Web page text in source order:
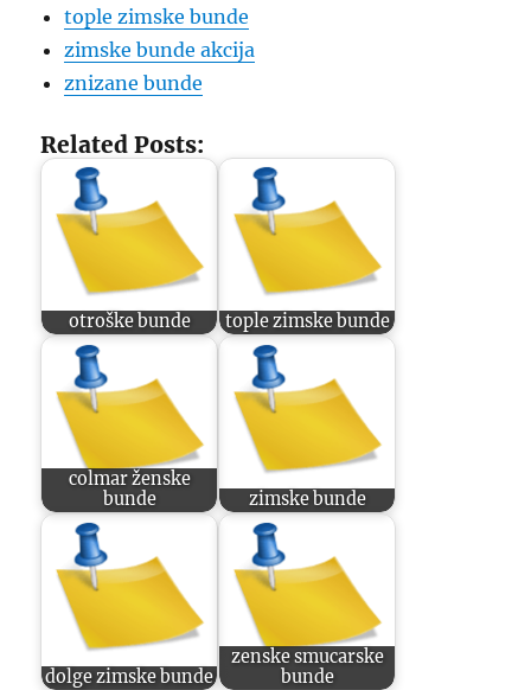
tople zimske bunde
zimske bunde akcija
znizane bunde
Related Posts:
otroške bunde tople zimske bunde
colmar ženske
bunde
zimske bunde
dolge zimske bunde
zenske smucarske
bunde